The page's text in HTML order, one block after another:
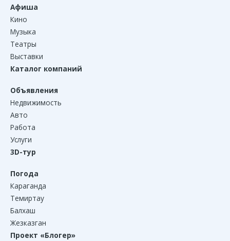
Афиша
Кино
Музыка
Театры
Выставки
Каталог компаний
Объявления
Недвижимость
Авто
Работа
Услуги
3D-тур
Погода
Караганда
Темиртау
Балхаш
Жезказган
Проект «Блогер»